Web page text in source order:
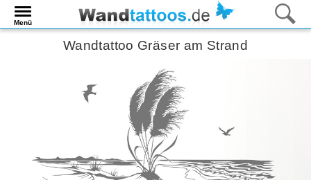
Menü
Wandtattoo Gräser am Strand